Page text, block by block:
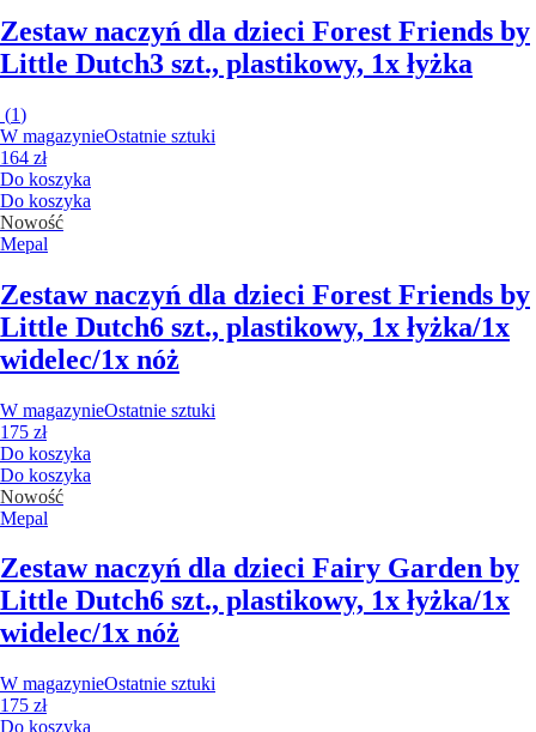
Zestaw naczyń dla dzieci Forest Friends by
Little Dutch3 szt., plastikowy, 1x łyżka
(1)
W magazynieOstatnie sztuki
164 zł
Do koszyka
Do koszyka
Nowość
Mepal
Zestaw naczyń dla dzieci Forest Friends by
Little Dutch6 szt., plastikowy, 1x łyżka/1x
widelec/1x nóż
W magazynieOstatnie sztuki
175 zł
Do koszyka
Do koszyka
Nowość
Mepal
Zestaw naczyń dla dzieci Fairy Garden by
Little Dutch6 szt., plastikowy, 1x łyżka/1x
widelec/1x nóż
W magazynieOstatnie sztuki
175 zł
Do koszyka